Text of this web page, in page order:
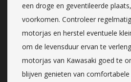
een droge en geventileerde
voorkomen. Controleer
motorjas en herstel eventuele
om de levensduur ervan te
motorjas van Kawasaki goed te
blijven genieten van